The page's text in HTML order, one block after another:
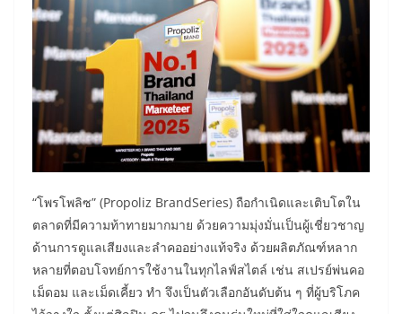
“โพรโพลิซ” (Propoliz BrandSeries) ถือกำเนิดและเติบโตใน
ตลาดที่มีความท้าทายมากมาย ด้วยความมุ่งมั่นเป็นผู้เชี่ยวชาญ
ด้านการดูแลเสียงและลำคออย่างแท้จริง ด้วยผลิตภัณฑ์หลาก
หลายที่ตอบโจทย์การใช้งานในทุกไลฟ์สไตล์ เช่น สเปรย์พ่นคอ
เม็ดอม และเม็ดเคี้ยว ทำ จึงเป็นตัวเลือกอันดับต้น ๆ ที่ผู้บริโภค